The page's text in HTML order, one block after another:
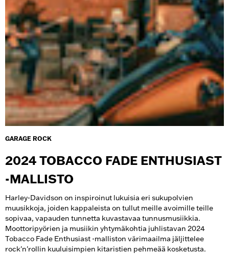
GARAGE ROCK
2024 TOBACCO FADE ENTHUSIAST
-MALLISTO
Harley-Davidson on inspiroinut lukuisia eri sukupolvien
muusikkoja, joiden kappaleista on tullut meille avoimille teille
sopivaa, vapauden tunnetta kuvastavaa tunnusmusiikkia.
Moottoripyörien ja musiikin yhtymäkohtia juhlistavan 2024
Tobacco Fade Enthusiast -malliston värimaailma jäljittelee
rock'n'rollin kuuluisimpien kitaristien pehmeää kosketusta.